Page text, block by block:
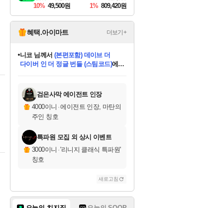
ning Deluxe Edition
10% 49,500원
닌텐도 스위치 2 에
디션 + 젤다의 전설
브레스 오브 더 와
일드 닌텐도 스위치
2 에디션 번들
1% 809,420원
혜택.아이마트 더보기+
교환.
당첨되셨습니다.
니코님께서 (본편포함) 데이브 더
다이버 인 더 정글 번들 (스팀코드)에
당첨되셨습니다.
당첨되셨습니다.
당첨되셨습니다.
당첨되셨습니다.
당첨되셨습니다.
에디션 (스팀코드)를 교환.
당첨되셨습니다.
검은사막 에이전트 인장
4000이니 ·에이전트 인장, 마탄의
주인 칭호
특파원 모집 외 상시 이벤트
3000이니 ·'리니지 클래식 특파원'
칭호
새로고침